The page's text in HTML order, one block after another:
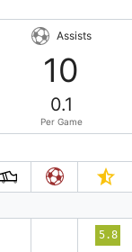
Assists
10
0.1
Per Game
5.8